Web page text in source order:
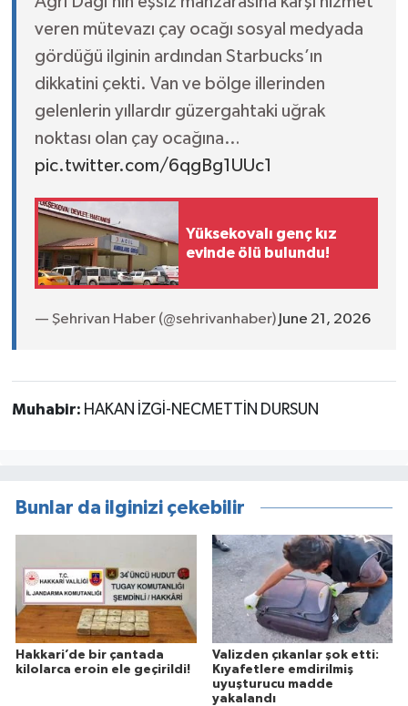
veren mütevazı çay ocağı sosyal medyada
gördüğü ilginin ardından Starbucks’ın
dikkatini çekti. Van ve bölge illerinden
gelenlerin yıllardır güzergahtaki uğrak
noktası olan çay ocağına…
pic.twitter.com/6qgBg1UUc1
Yüksekovalı genç kız
evinde ölü bulundu!
— Şehrivan Haber (@sehrivanhaber) June 21, 2026
Muhabir: HAKAN İZGİ-NECMETTİN DURSUN
Bunlar da ilginizi çekebilir
Hakkari’de bir çantada
kilolarca eroin ele geçirildi!
Valizden çıkanlar şok etti:
Kıyafetlere emdirilmiş
uyuşturucu madde
yakalandı